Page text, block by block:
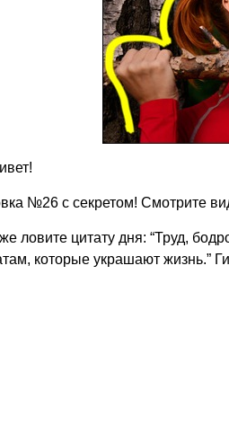
№26 с секретом! Смотрите
ловите цитату дня: “Труд,
которые украшают жизнь.”